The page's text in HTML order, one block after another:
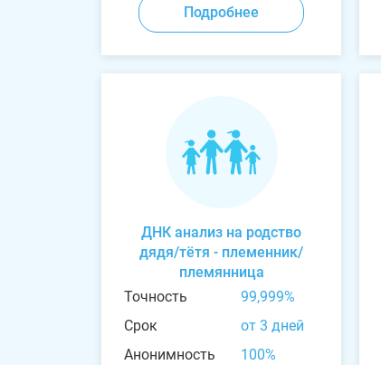
Подробнее
ДНК анализ на родство
дядя/тётя - племенник/
племянница
Точность
99,999%
Срок
от 3 дней
Анонимность
100%